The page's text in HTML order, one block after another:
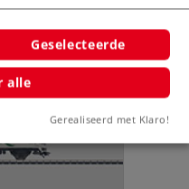
Geselecteerde
alle
Gerealiseerd met Klaro!